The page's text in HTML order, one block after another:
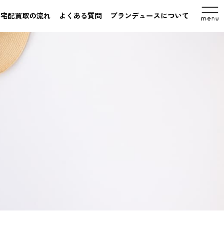
宅配買取の流れ よくある質問 ブランデュースについて